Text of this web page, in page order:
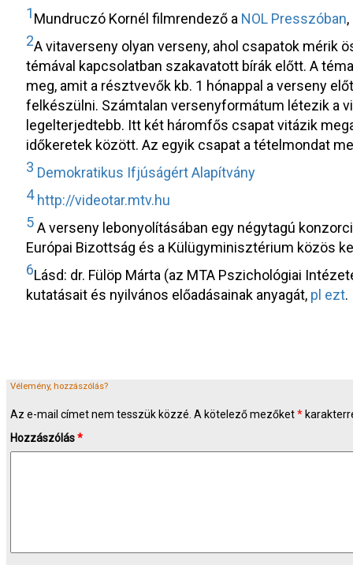
1Mundruczó Kornél filmrendező a NOL Presszóban
2A vitaverseny olyan verseny, ahol csapatok mérik
témával kapcsolatban szakavatott bírák előtt. A
meg, amit a résztvevők kb. 1 hónappal a verseny
felkészülni. Számtalan versenyformátum létezik a
legelterjedtebb. Itt két háromfős csapat vitázik
időkeretek között. Az egyik csapat a tételmondat
3 Demokratikus Ifjúságért Alapítvány
4 http://videotar.mtv.hu
5A verseny lebonyolításában egy négytagú
Európai Bizottság és a Külügyminisztérium közös
6Lásd: dr. Fülöp Márta (az MTA Pszichológiai
kutatásait és nyilvános előadásainak anyagát, pl ezt.
Vélemény, hozzászólás?
Az e-mail címet nem tesszük közzé. A kötelező mezőket*
Hozzászólás*